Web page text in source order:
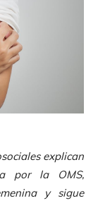
explican
por la OMS,
y sigue